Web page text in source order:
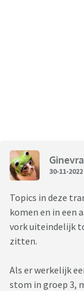
Ginevra
30-11-2022
Topics in deze
komen en in een
vork uiteindelijk
zitten.
Als er werkelijk
stom in groep 3,